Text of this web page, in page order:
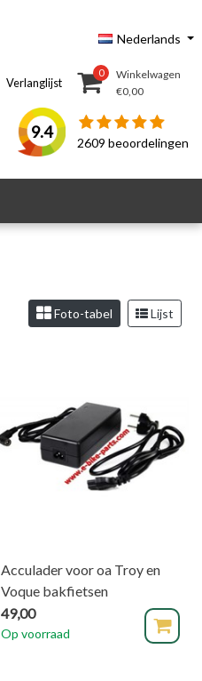
Nederlands
Verlanglijst
0
Winkelwagen
€0,00
9.4
2609 beoordelingen
Foto-tabel Lijst
Acculader voor oa Troy en
Voque bakfietsen
49,00
Op voorraad